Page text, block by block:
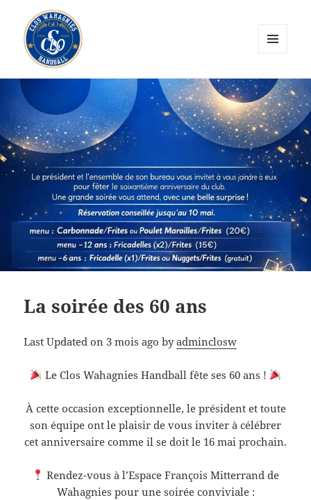
CLOS Wahagnies Handball
WIDGETS
La soirée des 60 ans
Last Updated on 3 mois ago byadminclosw
Le Clos Wahagnies Handball fête ses 60 ans !
À cette occasion exceptionnelle, le président et toute
son équipe ont le plaisir de vous inviter à célébrer
cet anniversaire comme il se doit le 16 mai prochain.
Rendez-vous à l’Espace François Mitterrand de
Wahagnies pour une soirée conviviale :